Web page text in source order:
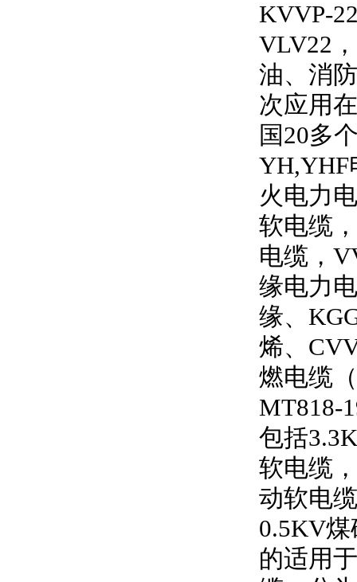
KVVP-
VLV22 ，
油、消
次应用
国20多
YH,YHF
火电力
软电缆，
电缆，
缘电力
缘、
烯、
燃电缆
MT818-
包括
软电缆，
动软电
0.5KV煤
的适用